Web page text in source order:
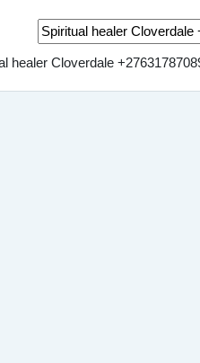
Buscar marcas
healer Cloverdale